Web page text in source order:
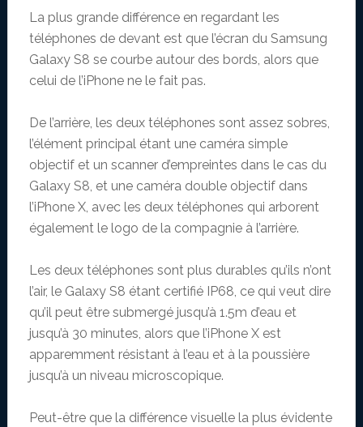
La plus grande différence en regardant les
téléphones de devant est que l’écran du Samsung
Galaxy S8 se courbe autour des bords, alors que
celui de l’iPhone ne le fait pas.
De l’arrière, les deux téléphones sont assez sobres,
l’élément principal étant une caméra simple
objectif et un scanner d’empreintes dans le cas du
Galaxy S8, et une caméra double objectif dans
l’iPhone X, avec les deux téléphones qui arborent
également le logo de la compagnie à l’arrière.
Les deux téléphones sont plus durables qu’ils n’ont
l’air, le Galaxy S8 étant certifié IP68, ce qui veut dire
qu’il peut être submergé jusqu’à 1.5m d’eau et
jusqu’à 30 minutes, alors que l’iPhone X est
apparemment résistant à l’eau et à la poussière
jusqu’à un niveau microscopique.
Peut-être que la différence visuelle la plus évidente